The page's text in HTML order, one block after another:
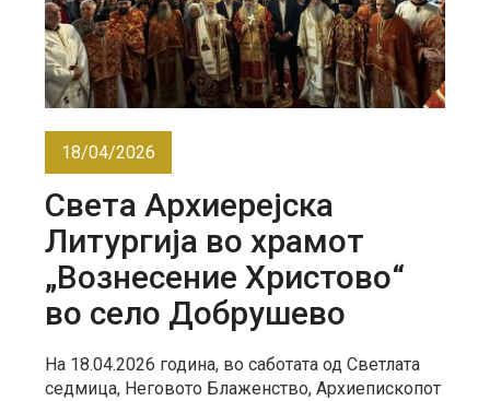
18/04/2026
Света Архиерејска
Литургија во храмот
„Вознесение Христово“
во село Добрушево
На 18.04.2026 година, во саботата од Светлата
седмица, Неговото Блаженство, Архиепископот